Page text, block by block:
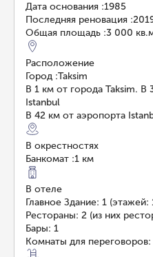
Дата основания :1985
Последняя реновация :
Общая площадь :3 000
Расположение
Город :Taksim
В 1 км от города Taksim. В
Istanbul
В 42 км от аэропорта
В окрестностях
Банкомат :1 км
В отеле
Главное Здание: 1 (этажей:
Рестораны: 2 (из них
Бары: 1
Комнаты для переговоров: